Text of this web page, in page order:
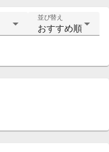
並び替え
おすすめ順